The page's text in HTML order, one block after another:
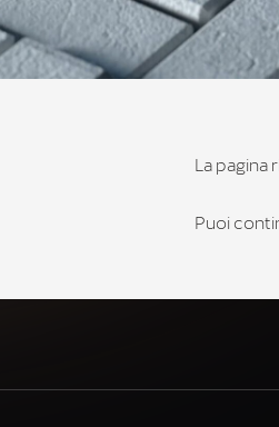
La pagina
Puoi